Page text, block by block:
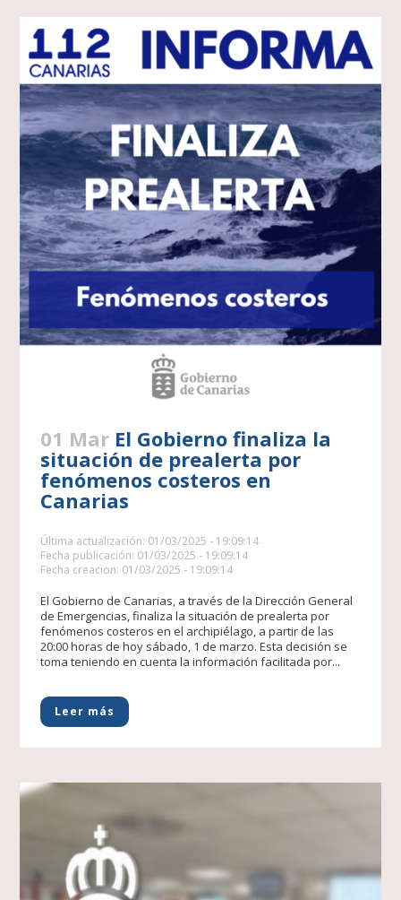
01 Mar El Gobierno finaliza la
situación de prealerta por
fenómenos costeros en
Canarias
Última actualización: 01/03/2025 - 19:09:14
Fecha publicación: 01/03/2025 - 19:09:14
Fecha creacion: 01/03/2025 - 19:09:14
El Gobierno de Canarias, a través de la Dirección General
de Emergencias, finaliza la situación de prealerta por
fenómenos costeros en el archipiélago, a partir de las
20:00 horas de hoy sábado, 1 de marzo. Esta decisión se
toma teniendo en cuenta la información facilitada por...
Leer más